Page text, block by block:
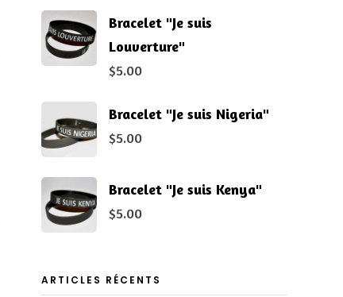
Bracelet "Je suis
Louverture"
$5.00
Bracelet "Je suis Nigeria"
$5.00
Bracelet "Je suis Kenya"
$5.00
ARTICLES RÉCENTS